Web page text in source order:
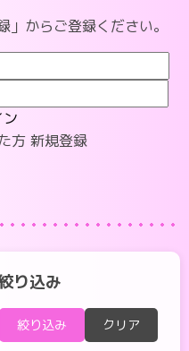
からご登録ください。
方 新規登録
り込み
絞り込み クリア